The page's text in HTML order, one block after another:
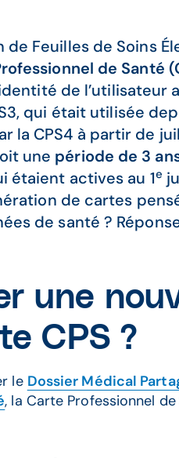
Feuilles de Soins
de Santé
de l’utilisateur
qui était utilisée
CPS4 à partir de
une période de 3
étaient actives au 1e
de cartes
de santé ?
une
CPS ?
le Dossier Médical
, la Carte Professionnel de